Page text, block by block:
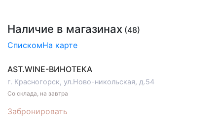
Наличие в магазинах (48)
СпискомНа карте
AST.WINE-ВИНОТЕКА
г. Красногорск, ул.Ново-никольская, д.54
Забронировать
Со склада, на завтра